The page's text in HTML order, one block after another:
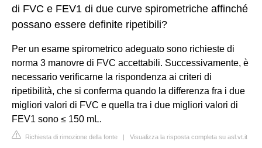
di FVC e FEV1 di due curve spirometriche affinché
possano essere definite ripetibili?
Per un esame spirometrico adeguato sono richieste di
norma 3 manovre di FVC accettabili. Successivamente, è
necessario verificarne la rispondenza ai criteri di
ripetibilità, che si conferma quando la differenza fra i due
migliori valori di FVC e quella tra i due migliori valori di
FEV1 sono ≤ 150 mL.
Richiesta di rimozione della fonte | Visualizza la risposta completa su asl.vt.it